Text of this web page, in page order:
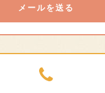
メールを送る